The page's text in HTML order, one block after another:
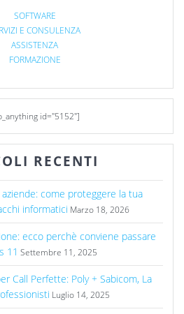
SOFTWARE
E CONSULENZA
ASSISTENZA
FORMAZIONE
id="5152"]
RECENTI
come proteggere la tua
informatici Marzo 18, 2026
ecco perchè conviene passare
11 Settembre 11, 2025
Call Perfette: Poly + Sabicom, La
Luglio 14, 2025